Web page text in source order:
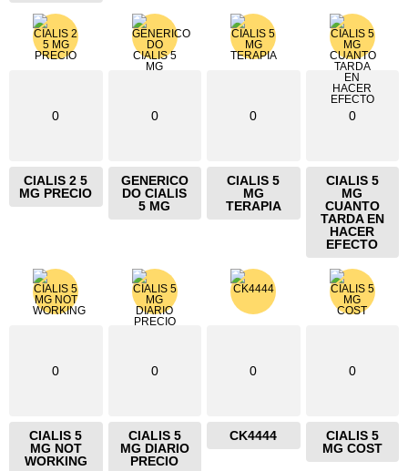
0
CIALIS 2 5
MG PRECIO
0
GENERICO
DO CIALIS
5 MG
0
CIALIS 5
MG
TERAPIA
0
CIALIS 5
MG
CUANTO
TARDA EN
HACER
EFECTO
0
CIALIS 5
MG NOT
WORKING
0
CIALIS 5
MG DIARIO
PRECIO
0
CK4444
0
CIALIS 5
MG COST